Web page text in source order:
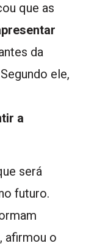
que as
da
ele,
a
será
futuro.
afirmou o